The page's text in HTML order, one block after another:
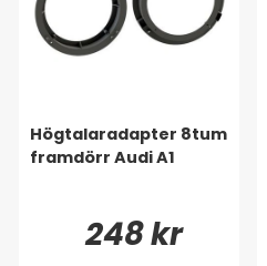
Högtalaradapter 8tum
framdörr Audi A1
248 kr